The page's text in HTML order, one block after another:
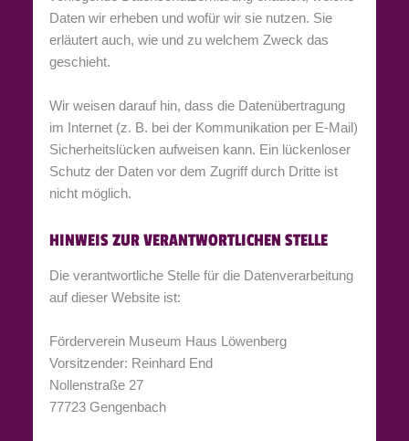
Daten wir erheben und wofür wir sie nutzen. Sie
erläutert auch, wie und zu welchem Zweck das
geschieht.
Wir weisen darauf hin, dass die Datenübertragung
im Internet (z. B. bei der Kommunikation per E-Mail)
Sicherheitslücken aufweisen kann. Ein lückenloser
Schutz der Daten vor dem Zugriff durch Dritte ist
nicht möglich.
HINWEIS ZUR VERANTWORTLICHEN STELLE
Die verantwortliche Stelle für die Datenverarbeitung
auf dieser Website ist:
Förderverein Museum Haus Löwenberg
Vorsitzender: Reinhard End
Nollenstraße 27
77723 Gengenbach